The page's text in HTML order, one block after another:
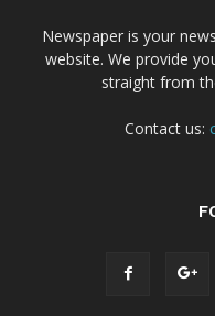
Newspaper is your
website. We provide
straight from
Contact us: